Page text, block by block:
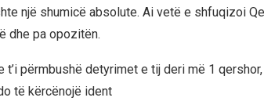
një shumicë absolute. Ai vetë e shfuqizoi
dhe pa opozitën.
t’i përmbushë detyrimet e tij deri më 1
të kërcënojë ident